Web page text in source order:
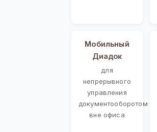
Мобильный
Диадок
для
непрерывного
управления
документооборотом
вне офиса